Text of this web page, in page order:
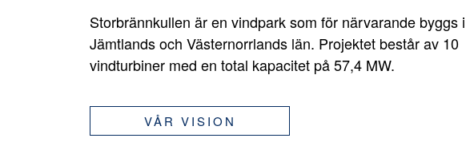
Storbrännkullen är en vindpark som för närvarande byggs i
Jämtlands och Västernorrlands län. Projektet består av 10
vindturbiner med en total kapacitet på 57,4 MW.
VÅR VISION